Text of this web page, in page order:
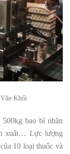
Khối
bao bì nhãn
xuất… Lực lượng
10 loại thuốc và